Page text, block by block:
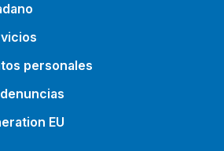
personales
EU